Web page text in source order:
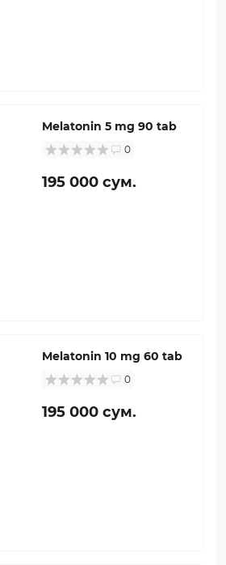
Melatonin 5 mg 90 tab
0
195 000 сум.
Melatonin 10 mg 60 tab
0
195 000 сум.